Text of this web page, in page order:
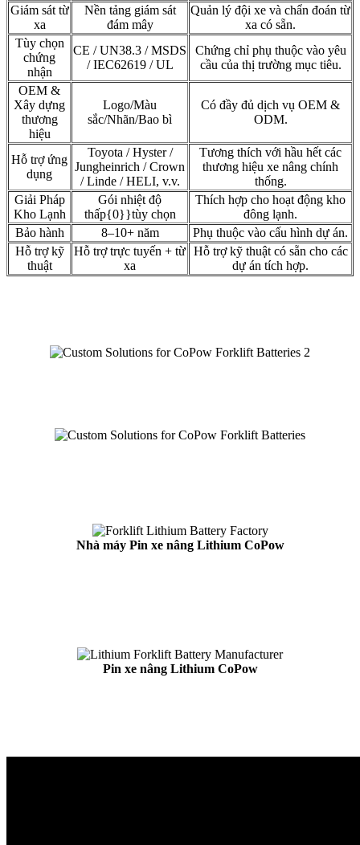
Giám sát từ
xa
Nền tảng giám sát
đám mây
Quản lý đội xe và chẩn đoán từ
xa có sẵn.
Tùy chọn
chứng
nhận
CE / UN38.3 / MSDS
/ IEC62619 / UL
Chứng chỉ phụ thuộc vào yêu
cầu của thị trường mục tiêu.
OEM &
Xây dựng
thương
hiệu
Logo/Màu
sắc/Nhãn/Bao bì
Có đầy đủ dịch vụ OEM &
ODM.
Hỗ trợ ứng
dụng
Toyota / Hyster /
Jungheinrich / Crown
/ Linde / HELI, v.v.
Tương thích với hầu hết các
thương hiệu xe nâng chính
thống.
Giải Pháp
Kho Lạnh
Gói nhiệt độ
thấp{0}}tùy chọn
Thích hợp cho hoạt động kho
đông lạnh.
Bảo hành
8–10+ năm
Phụ thuộc vào cấu hình dự án.
Hỗ trợ kỹ
thuật
Hỗ trợ trực tuyến + từ
xa
Hỗ trợ kỹ thuật có sẵn cho các
dự án tích hợp.
Nhà máy Pin xe nâng Lithium CoPow
Pin xe nâng Lithium CoPow